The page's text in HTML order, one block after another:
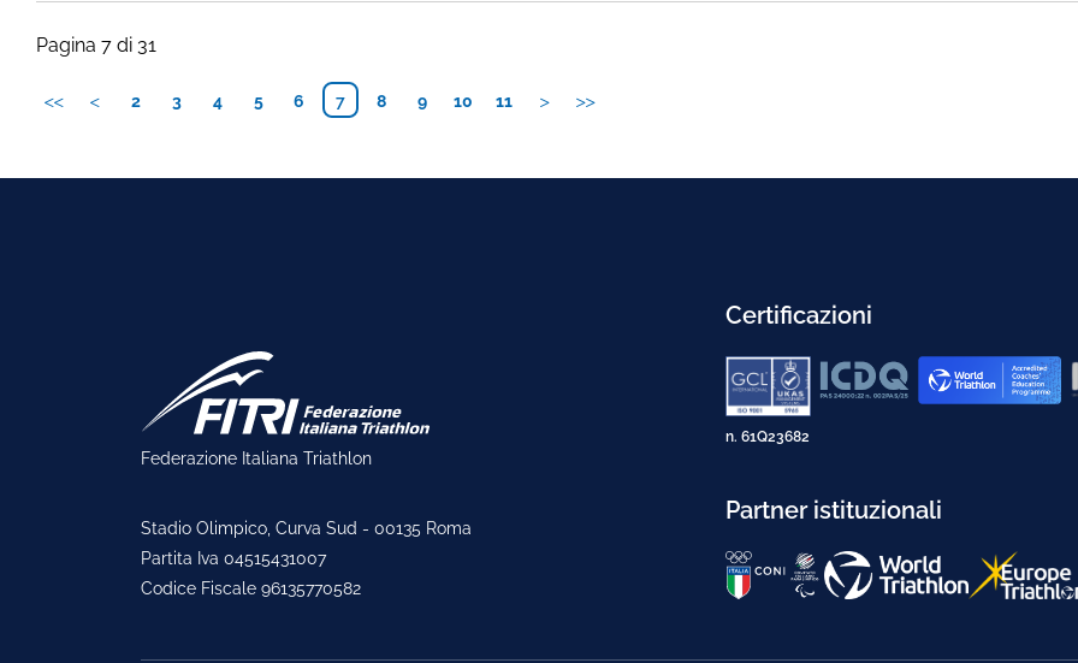
Pagina 7 di 31
2 3 4 5 6 7 8 9 10 11
Federazione Italiana Triathlon
Stadio Olimpico, Curva Sud - 00135 Roma
Partita Iva 04515431007
Codice Fiscale 96135770582
Certificazioni
n. 61Q23682
Partner istituzionali